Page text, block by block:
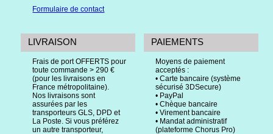
Formulaire de contact
LIVRAISON
Frais de port OFFERTS pour
toute commande > 290 €
(pour les livraisons en
France métropolitaine).
Nos livraisons sont
assurées par les
transporteurs GLS, DPD et
La Poste. Si vous préférez
un autre transporteur,
PAIEMENTS
Moyens de paiement
acceptés :
• Carte bancaire (système
sécurisé 3DSecure)
• PayPal
• Chèque bancaire
• Virement bancaire
• Mandat administratif
(plateforme Chorus Pro)